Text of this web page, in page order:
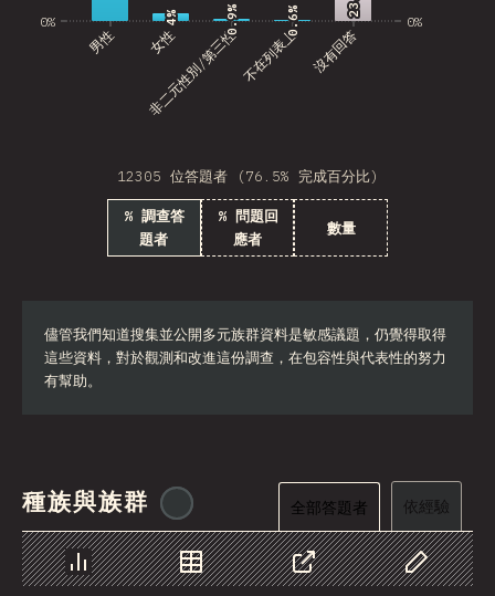
0%
男性 女性
非二元性別/第三性 不在列表上 沒有回答
0% 4%
4% 0.9%
0.9% 0.6%
0.6%
12305 位答題者 (76.5% 完成百分比)
% 調查答
題者
% 問題回
應者
數量
儘管我們知道搜集並公開多元族群資料是敏感議題，仍覺得取得
這些資料，對於觀測和改進這份調查，在包容性與代表性的努力
有幫助。
種族與族群 全部答題者 依經驗
圖表 資料 分享
自訂資料